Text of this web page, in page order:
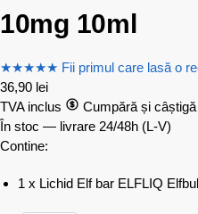
10mg 10ml
★★★★★ Fii primul care lasă o
36,90 lei
TVA inclus
Cumpără și câștigă
În stoc — livrare 24/48h (L-V)
Contine:
1 x Lichid Elf bar ELFLIQ